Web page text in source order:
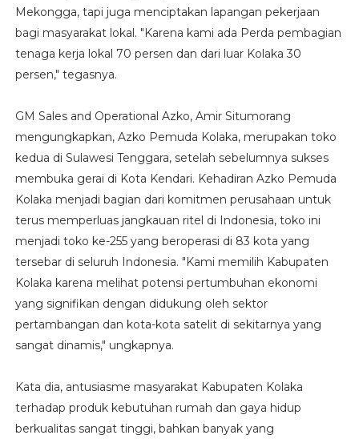
Mekongga, tapi juga menciptakan lapangan pekerjaan
bagi masyarakat lokal. "Karena kami ada Perda pembagian
tenaga kerja lokal 70 persen dan dari luar Kolaka 30
persen," tegasnya.
GM Sales and Operational Azko, Amir Situmorang
mengungkapkan, Azko Pemuda Kolaka, merupakan toko
kedua di Sulawesi Tenggara, setelah sebelumnya sukses
membuka gerai di Kota Kendari. Kehadiran Azko Pemuda
Kolaka menjadi bagian dari komitmen perusahaan untuk
terus memperluas jangkauan ritel di Indonesia, toko ini
menjadi toko ke-255 yang beroperasi di 83 kota yang
tersebar di seluruh Indonesia. "Kami memilih Kabupaten
Kolaka karena melihat potensi pertumbuhan ekonomi
yang signifikan dengan didukung oleh sektor
pertambangan dan kota-kota satelit di sekitarnya yang
sangat dinamis," ungkapnya.
Kata dia, antusiasme masyarakat Kabupaten Kolaka
terhadap produk kebutuhan rumah dan gaya hidup
berkualitas sangat tinggi, bahkan banyak yang